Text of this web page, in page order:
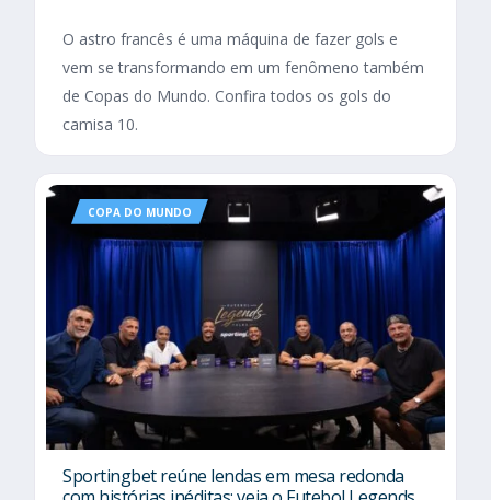
O astro francês é uma máquina de fazer gols e
vem se transformando em um fenômeno também
de Copas do Mundo. Confira todos os gols do
camisa 10.
COPA DO MUNDO
Sportingbet reúne lendas em mesa redonda